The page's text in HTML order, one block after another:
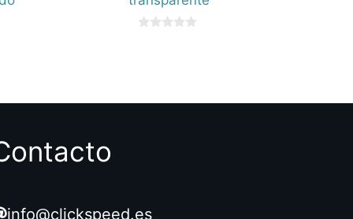
info@clickspeed.es